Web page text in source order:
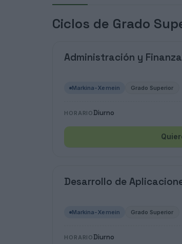
Ciclos de Grado
Administración y
Markina-Xemein Grado Superior
HORARIO Diurno
Desarrollo de
Markina-Xemein Grado Superior
HORARIO Diurno